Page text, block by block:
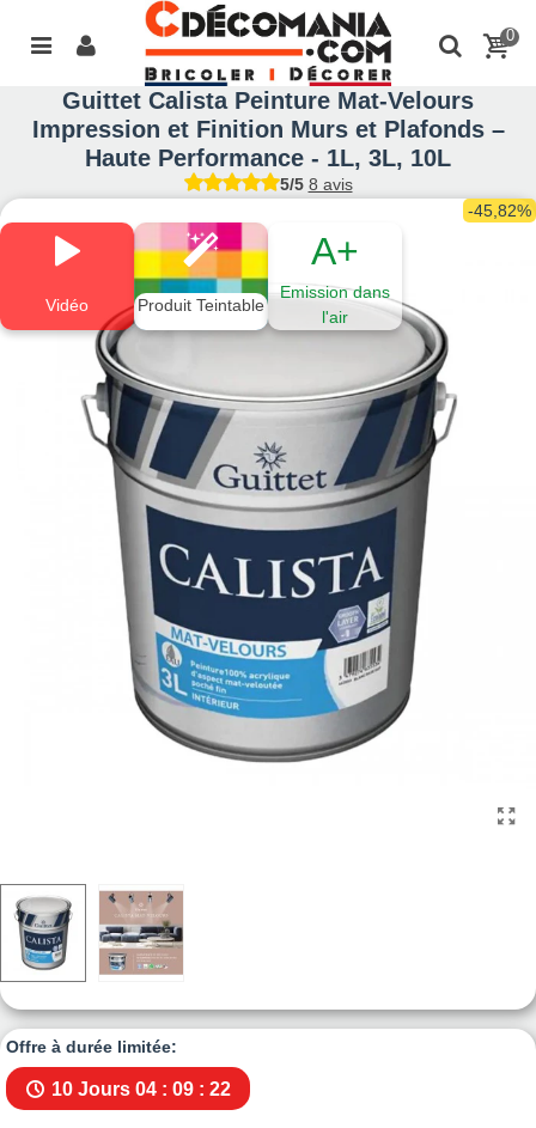
0
Guittet Calista Peinture Mat-Velours
Impression et Finition Murs et Plafonds –
Haute Performance - 1L, 3L, 10L
5/5 8 avis
Vidéo Produit Teintable
A+
Emission dans
l'air
-45,82%
Offre à durée limitée:
10 Jours04 : 09 : 22